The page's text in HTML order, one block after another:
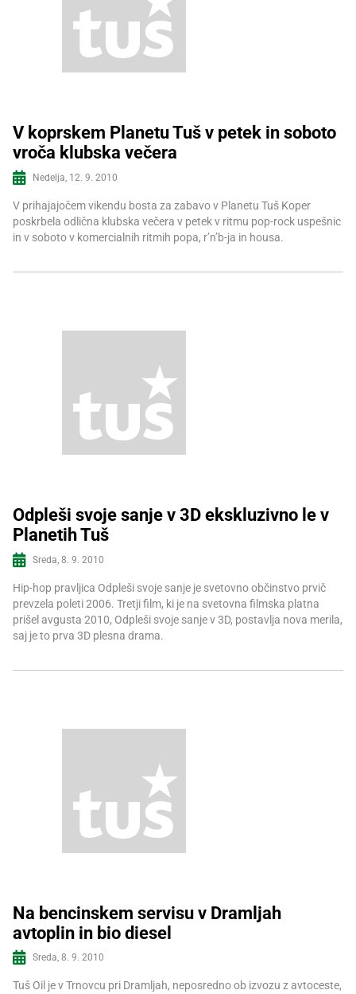
Več informacij
V koprskem Planetu Tuš v petek in soboto
vroča klubska večera
Nedelja, 12. 9. 2010
V prihajajočem vikendu bosta za zabavo v Planetu Tuš Koper
poskrbela odlična klubska večera v petek v ritmu pop-rock uspešnic
in v soboto v komercialnih ritmih popa, r’n’b-ja in housa.
Odpleši svoje sanje v 3D ekskluzivno le v
Planetih Tuš
Sreda, 8. 9. 2010
Hip-hop pravljica Odpleši svoje sanje je svetovno občinstvo prvič
prevzela poleti 2006. Tretji film, ki je na svetovna filmska platna
prišel avgusta 2010, Odpleši svoje sanje v 3D, postavlja nova merila,
saj je to prva 3D plesna drama.
Več informacij
Na bencinskem servisu v Dramljah
avtoplin in bio diesel
Sreda, 8. 9. 2010
Tuš Oil je v Trnovcu pri Dramljah, neposredno ob izvozu z avtoceste,